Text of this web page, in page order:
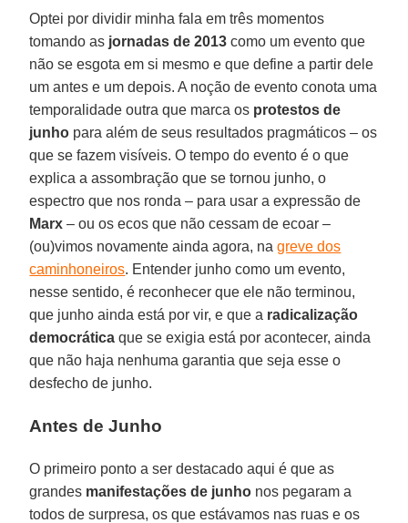
Optei por dividir minha fala em três momentos
tomando as jornadas de 2013 como um evento que
não se esgota em si mesmo e que define a partir dele
um antes e um depois. A noção de evento conota uma
temporalidade outra que marca os protestos de
junho para além de seus resultados pragmáticos – os
que se fazem visíveis. O tempo do evento é o que
explica a assombração que se tornou junho, o
espectro que nos ronda – para usar a expressão de
Marx – ou os ecos que não cessam de ecoar –
(ou)vimos novamente ainda agora, nagreve dos
caminhoneiros. Entender junho como um evento,
nesse sentido, é reconhecer que ele não terminou,
que junho ainda está por vir, e que a radicalização
democrática que se exigia está por acontecer, ainda
que não haja nenhuma garantia que seja esse o
desfecho de junho.
Antes de Junho
O primeiro ponto a ser destacado aqui é que as
grandes manifestações de junho nos pegaram a
todos de surpresa, os que estávamos nas ruas e os